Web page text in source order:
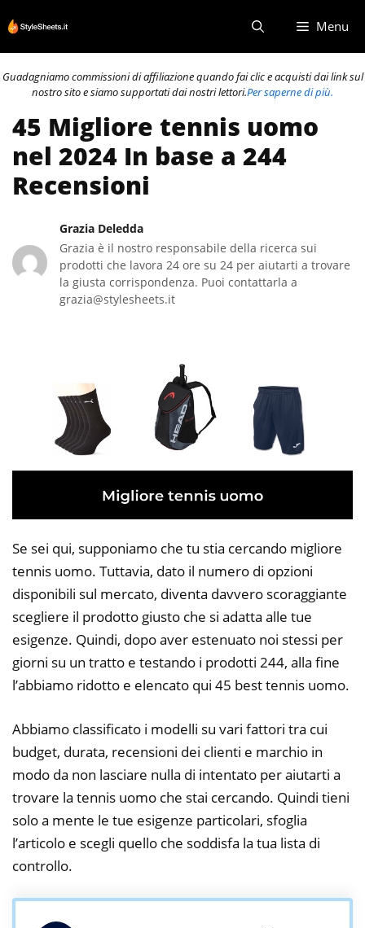
al
contenuto
Menu
Guadagniamo commissioni di affiliazione quando fai clic e acquisti dai link sul
nostro sito e siamo supportati dai nostri lettori.Per saperne di più.
45 Migliore tennis uomo
nel 2024 In base a 244
Recensioni
Grazia Deledda
Grazia è il nostro responsabile della ricerca sui
prodotti che lavora 24 ore su 24 per aiutarti a trovare
la giusta corrispondenza. Puoi contattarla a
grazia@stylesheets.it
Se sei qui, supponiamo che tu stia cercando migliore
tennis uomo. Tuttavia, dato il numero di opzioni
disponibili sul mercato, diventa davvero scoraggiante
scegliere il prodotto giusto che si adatta alle tue
esigenze. Quindi, dopo aver estenuato noi stessi per
giorni su un tratto e testando i prodotti 244, alla fine
l’abbiamo ridotto e elencato qui 45 best tennis uomo.
Abbiamo classificato i modelli su vari fattori tra cui
budget, durata, recensioni dei clienti e marchio in
modo da non lasciare nulla di intentato per aiutarti a
trovare la tennis uomo che stai cercando. Quindi tieni
solo a mente le tue esigenze particolari, sfoglia
l’articolo e scegli quello che soddisfa la tua lista di
controllo.